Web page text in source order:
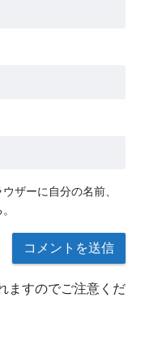
ザーに自分の名前、
ますのでご注意くだ